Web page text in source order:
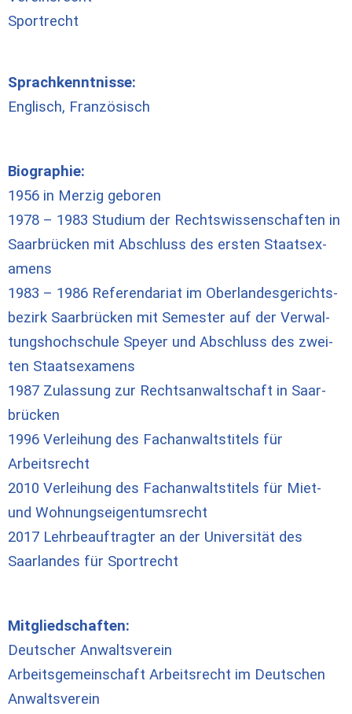
Sportrecht
Sprach­kennt­nis­se:
Eng­lisch, Fran­zö­sisch
Bio­gra­phie:
1956 in Mer­zig ge­bo­ren
1978 – 1983 Stu­di­um der Rechts­wis­sen­schaf­ten in
Saar­brücken mit Ab­schluss des er­sten Staats­ex­
amens
1983 – 1986 Re­fe­ren­da­riat im Ober­lan­des­ge­richts­
be­zirk Saar­brücken mit Se­me­ster auf der Ver­wal­
tungs­hoch­schu­le Spey­er und Ab­schluss des zwei­
ten Staats­ex­amens
1987 Zu­las­sung zur Rechts­an­walt­schaft in Saar­
brücken
1996 Ver­lei­hung des Fach­an­waltstitels für
Arbeitsrecht
2010 Ver­lei­hung des Fach­an­walt­sti­tels für Miet-
und Wohnungseigentumsrecht
2017 Lehrbeauftragter an der Universität des
Saarlandes für Sportrecht
Mit­glied­schaf­ten:
Deut­scher An­walts­ver­ein
Ar­beits­ge­mein­schaft Ar­beits­recht im Deut­schen
An­walts­ver­ein